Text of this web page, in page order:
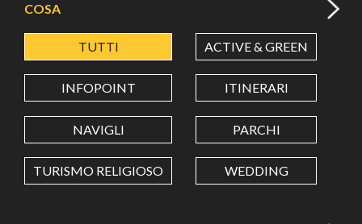
LATITUDINE
LONGITUDINE
Value in decimal degrees. Use dot (.) as decimal separator.
COSA
TUTTI ACTIVE & GREEN
INFOPOINT ITINERARI
NAVIGLI PARCHI
TURISMO RELIGIOSO WEDDING